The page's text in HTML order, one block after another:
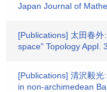
Japan Journal of
[Publications] 太田春
space" Topology Appl.
[Publications] 清沢毅
in non-archimedean